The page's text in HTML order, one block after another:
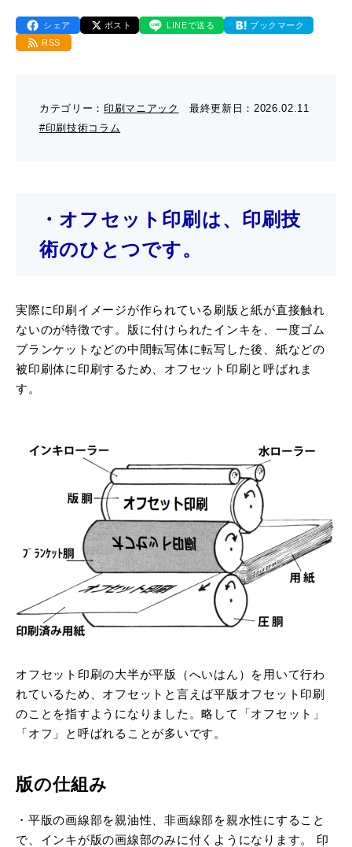
- 高精細印刷
- アクセス
- ぎぞらーず
- 販促グッズ
- 高精細印刷
- 工場見学のお問い合わせ
ブログ（印刷マニアック）
蔦重プロジェクト
サイトマップ
シェア ポスト LINEで送る
ブックマーク
RSS
カテゴリー： 印刷マニアック 最終更新日：2026.02.11
#印刷技術コラム
・オフセット印刷は、印刷技
術のひとつです。
実際に印刷イメージが作られている刷版と紙が直接触れ
ないのが特徴です。版に付けられたインキを、一度ゴム
ブランケットなどの中間転写体に転写した後、紙などの
被印刷体に印刷するため、オフセット印刷と呼ばれま
す。
オフセット印刷の大半が平版（へいはん）を用いて行わ
れているため、オフセットと言えば平版オフセット印刷
のことを指すようになりました。略して「オフセット」
「オフ」と呼ばれることが多いです。
版の仕組み
・平版の画線部を親油性、非画線部を親水性にすること
で、インキが版の画線部のみに付くようになります。 印